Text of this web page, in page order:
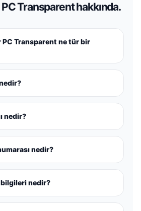
Transparent hakkında.
Transparent ne tür bir
nedir?
nedir?
nedir?